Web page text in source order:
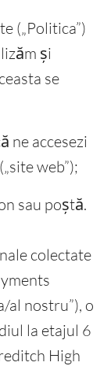
(„Politica”)
și
se
ne accesezi
(„site web”);
sau poștă.
colectate
al nostru”), o
la etajul 6
High